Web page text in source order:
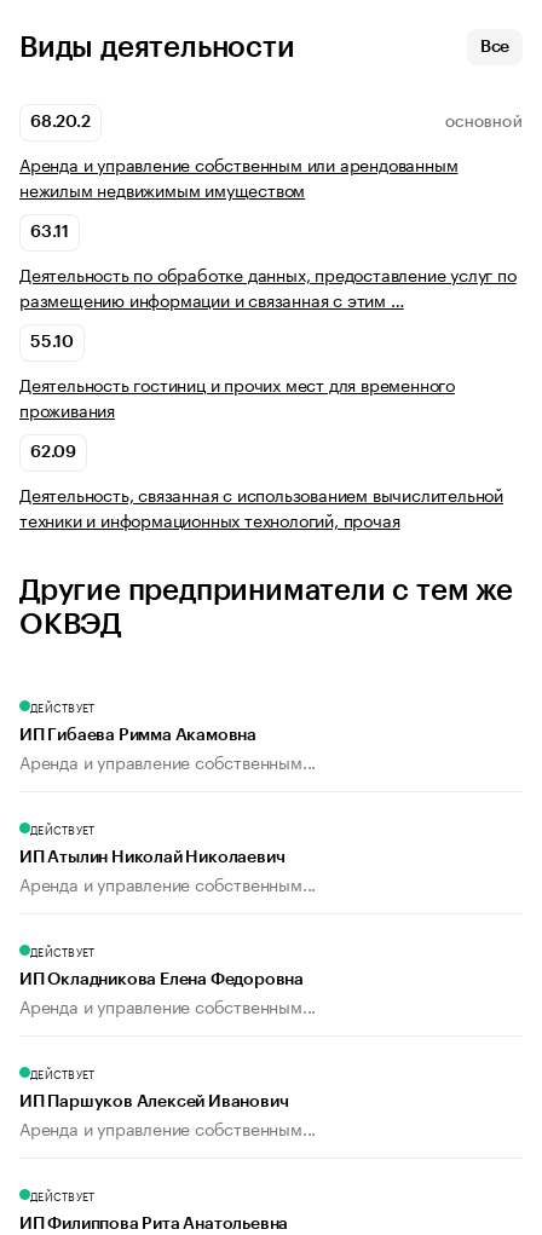
Виды деятельности Все
68.20.2 ОСНОВНОЙ
Аренда и управление собственным или арендованным
нежилым недвижимым имуществом
63.11
Деятельность по обработке данных, предоставление услуг по
размещению информации и связанная с этим …
55.10
Деятельность гостиниц и прочих мест для временного
проживания
62.09
Деятельность, связанная с использованием вычислительной
техники и информационных технологий, прочая
Другие предприниматели с тем же
ОКВЭД
ДЕЙСТВУЕТ
ИП Гибаева Римма Акамовна
Аренда и управление собственным...
ДЕЙСТВУЕТ
ИП Атылин Николай Николаевич
Аренда и управление собственным...
ДЕЙСТВУЕТ
ИП Окладникова Елена Федоровна
Аренда и управление собственным...
ДЕЙСТВУЕТ
ИП Паршуков Алексей Иванович
Аренда и управление собственным...
ДЕЙСТВУЕТ
ИП Филиппова Рита Анатольевна